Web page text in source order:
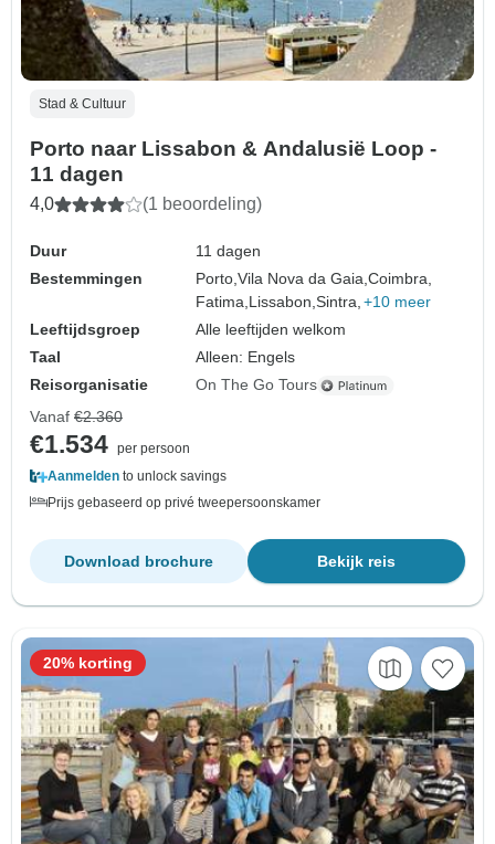
Stad & Cultuur
Porto naar Lissabon & Andalusië Loop -
11 dagen
4,0 (1 beoordeling)
Duur
11 dagen
Bestemmingen
Porto,Vila Nova da Gaia,Coimbra,
Fatima, Lissabon,Sintra, +10 meer
Leeftijdsgroep
Alle leeftijden welkom
Taal
Alleen: Engels
Reisorganisatie
On The Go Tours
Vanaf €2.360
€1.534 per persoon
Aanmelden to unlock savings
Prijs gebaseerd op privé tweepersoonskamer
Bekijk reis
Download brochure
20% korting